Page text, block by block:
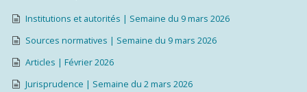
Institutions et autorités | Semaine du 9 mars 2026
Sources normatives | Semaine du 9 mars 2026
Articles | Février 2026
Jurisprudence | Semaine du 2 mars 2026